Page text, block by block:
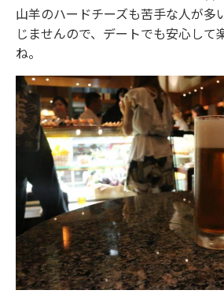
山羊のハードチーズも苦手な人が多
じませんので、デートでも安心して
ね。